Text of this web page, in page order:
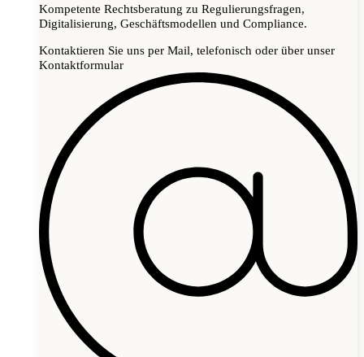
Kompetente Rechtsberatung zu Regulierungsfragen,
Digitalisierung, Geschäftsmodellen und Compliance.
Kontaktieren Sie uns per Mail, telefonisch oder über unser
Kontaktformular